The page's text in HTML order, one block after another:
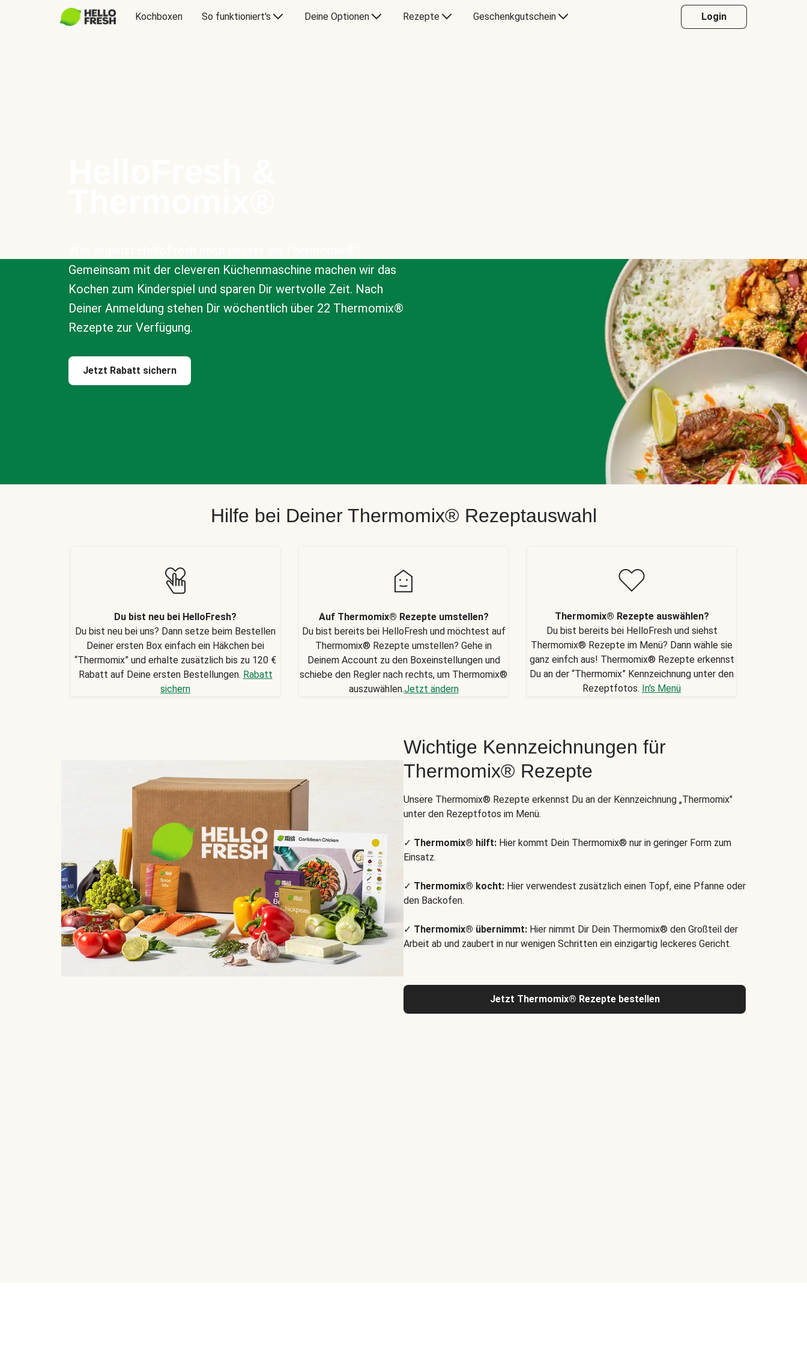
Kochboxen So funktioniert's Deine Optionen Rezepte Geschenkgutschein Login
Gemeinsam mit der cleveren Küchenmaschine machen wir das
Kochen zum Kinderspiel und sparen Dir wertvolle Zeit. Nach
Deiner Anmeldung stehen Dir wöchentlich über 22 Thermomix®
Rezepte zur Verfügung.
Jetzt Rabatt sichern
Hilfe bei Deiner Thermomix® Rezeptauswahl
Du bist neu bei HelloFresh?
Du bist neu bei uns? Dann setze beim Bestellen
Deiner ersten Box einfach ein Häkchen bei
“Thermomix” und erhalte zusätzlich bis zu 120 €
Rabatt auf Deine ersten Bestellungen. Rabatt
sichern
Auf Thermomix® Rezepte umstellen?
Du bist bereits bei HelloFresh und möchtest auf
Thermomix® Rezepte umstellen? Gehe in
Deinem Account zu den Boxeinstellungen und
schiebe den Regler nach rechts, um Thermomix®
auszuwählen.Jetzt ändern
Thermomix® Rezepte auswählen?
Du bist bereits bei HelloFresh und siehst
Thermomix® Rezepte im Menü? Dann wähle sie
ganz einfch aus! Thermomix® Rezepte erkennst
Du an der “Thermomix” Kennzeichnung unter den
Rezeptfotos. In's Menü
Wichtige Kennzeichnungen für
Thermomix® Rezepte
Unsere Thermomix® Rezepte erkennst Du an der Kennzeichnung „Thermomix"
unter den Rezeptfotos im Menü.
✓ Thermomix® hilft: Hier kommt Dein Thermomix® nur in geringer Form zum
Einsatz.
✓ Thermomix® kocht: Hier verwendest zusätzlich einen Topf, eine Pfanne oder
den Backofen.
✓ Thermomix® übernimmt: Hier nimmt Dir Dein Thermomix® den Großteil der
Arbeit ab und zaubert in nur wenigen Schritten ein einzigartig leckeres Gericht.
Jetzt Thermomix® Rezepte bestellen